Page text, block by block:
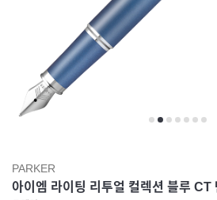
PARKER
아이엠 라이팅 리투얼 컬렉션 블루 CT